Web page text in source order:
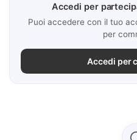
Accedi per
Puoi accedere con il tuo
per
Accedi per